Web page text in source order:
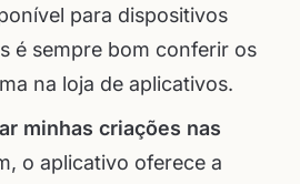
para dispositivos
é sempre bom conferir os
na loja de aplicativos.
minhas criações nas
o aplicativo oferece a